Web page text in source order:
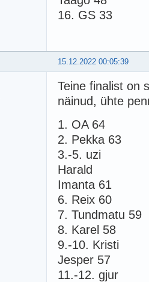
16. GS 33
15.12.2022 00:05:39
Teine finalist on
näinud, ühte
1. OA 64
2. Pekka 63
3.-5. uzi
Harald
Imanta 61
6. Reix 60
7. Tundmatu 59
8. Karel 58
9.-10. Kristi
Jesper 57
11.-12. gjur